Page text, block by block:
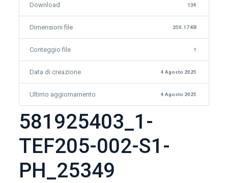
Download 134
Dimensioni file 250.17 KB
Conteggio file 1
Data di creazione 4 Agosto 2025
Ultimo aggiornamento 4 Agosto 2025
581925403_1-
TEF205-002-S1-
PH_25349